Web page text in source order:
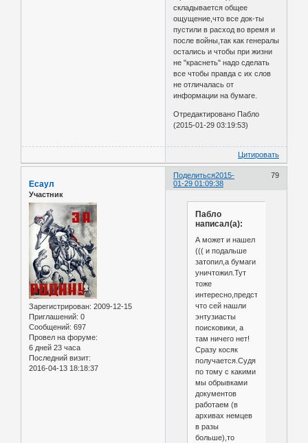
складывается общее
ощущение,что все док-ты
пустили в расход во время и
после войны,так как генералы
остались и чтобы при жизни
не "краснеть" надо сделать
все чтобы правда с их слов
не отличалась от
информации на бумаге.
Отредактировано Пабло
(2015-01-29 03:19:53)
Цитировать
Поделиться 79
2015-
01-29 01:09:38
Есаул
Участник
Зарегистрирован: 2009-12-15
Приглашений: 0
Сообщений: 697
Провел на форуме:
6 дней 23 часа
Последний визит:
2016-04-13 18:18:37
Пабло
написал(а):
А может и нашел
((( и подальше
затопил,а бумаги
уничтожил.Тут
тоже
интересно,представим
что сей нашли
энтузиасты
поисковики, а
там ничего нет!
Сразу косяк
получается.Судя
по тому с какими
мы обрывками
документов
работаем (в
архивах немцев
в разы
больше),то